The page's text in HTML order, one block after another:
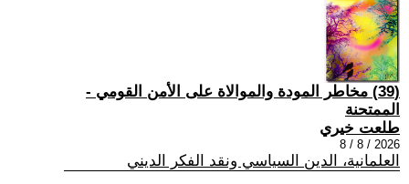
(39) مخاطر المودة والموالاة على الأمن القومي -
الممتحنة
طلعت خيري
2026 / 8 / 8
العلمانية، الدين السياسي ونقد الفكر الديني